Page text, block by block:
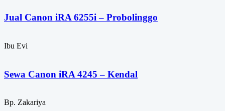
Jual Canon iRA 6255i – Probolinggo
Ibu Evi
Sewa Canon iRA 4245 – Kendal
Bp. Zakariya